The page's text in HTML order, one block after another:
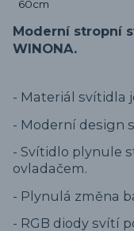
Moderní stropní
WINONA.
- Materiál svítidla
- Moderní design
- Svítidlo plynule
ovladačem.
- Plynulá změna
- RGB diody svítí